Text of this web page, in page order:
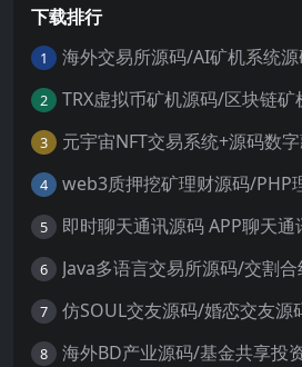
封完
下载排行
1
2
3
4 web3质押挖矿理财源码/PHP
5
6
7
8 海外BD产业源码/基金共享投